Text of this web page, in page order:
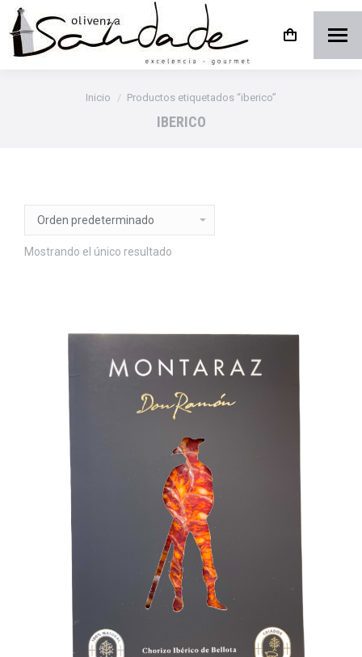
Estás aquí:
Inicio Productos etiquetados “iberico”
IBERICO
Mostrando el único resultado